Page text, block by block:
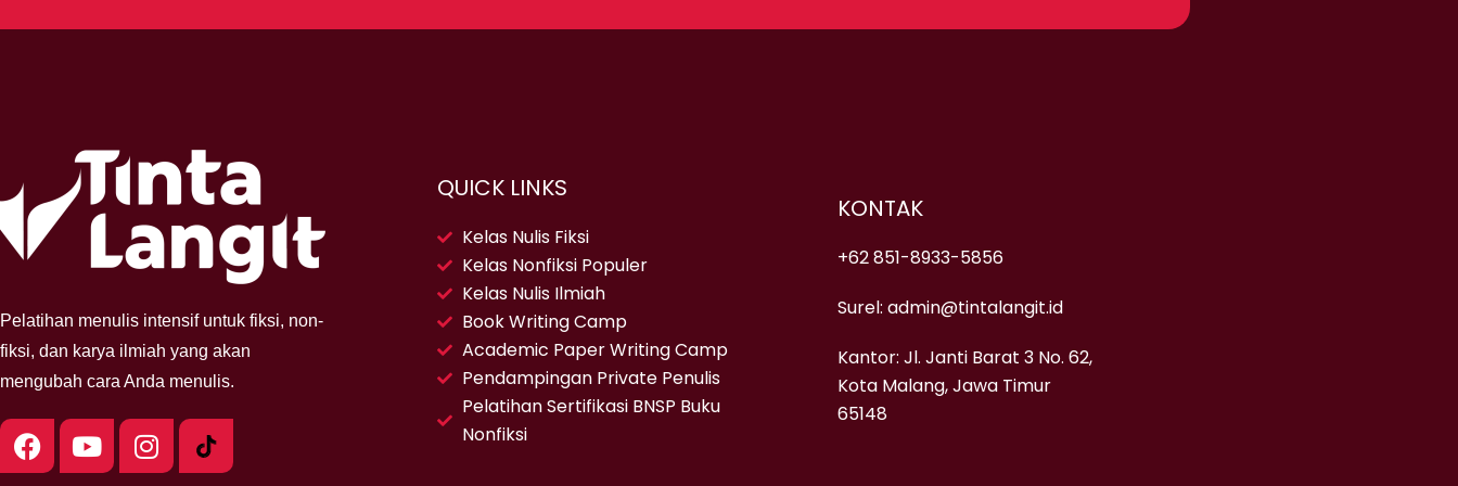
Pelatihan menulis intensif untuk fiksi, non-
fiksi, dan karya ilmiah yang akan
mengubah cara Anda menulis.
F
a
Y
o
I
n
QUICK LINKS
Kelas Nulis Fiksi
Kelas Nonfiksi Populer
Kelas Nulis Ilmiah
Book Writing Camp
Academic Paper Writing Camp
Pendampingan Private Penulis
Pelatihan Sertifikasi BNSP Buku
Nonfiksi
KONTAK
+62 851-8933-5856
Surel: admin@tintalangit.id
Kantor: Jl. Janti Barat 3 No. 62,
Kota Malang, Jawa Timur
65148